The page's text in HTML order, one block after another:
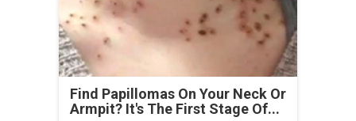
Find Papillomas On Your Neck Or
Armpit? It's The First Stage Of...